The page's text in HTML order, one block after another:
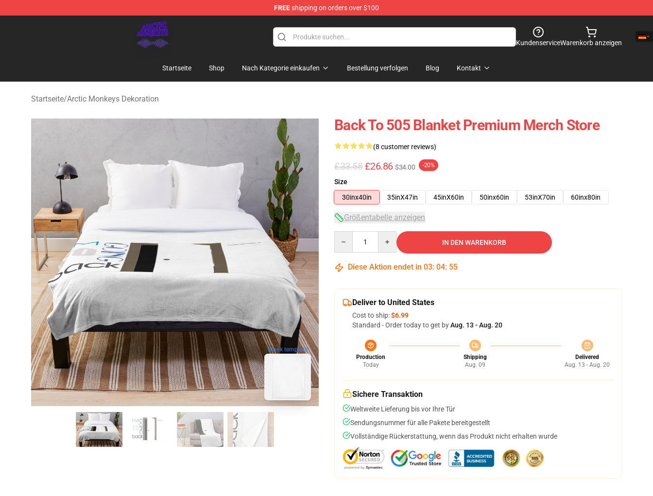
FREEshipping on orders over $100
Arctic Monkeys Shop - Official Arctic Monkeys Merchandise Store
KundenserviceWarenkorb anzeigen
Startseite Shop Nach Kategorie einkaufen Bestellung verfolgen Blog Kontakt
Startseite/Arctic Monkeys Dekoration
blank template
Back To 505 Blanket Premium Merch Store
(8 customer reviews)
£33.58 £26.86 $34.00 -20%
Size
30inx40in
35inX47in 45inX60in 50inx60in 53inX70in 60inx80in
Größentabelle anzeigen
IN DEN WARENKORB
Diese Aktion endet in 03: 04: 54
Deliver to United States
Cost to ship:$6.99
Standard - Order today to get byAug. 13 - Aug. 20
Production
Today
Shipping
Aug. 09
Delivered
Aug. 13 - Aug. 20
Sichere Transaktion
Weltweite Lieferung bis vor Ihre Tür
Sendungsnummer für alle Pakete bereitgestellt
Vollständige Rückerstattung, wenn das Produkt nicht erhalten wurde